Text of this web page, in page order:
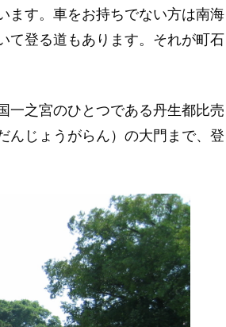
ます。車をお持ちでない方は南海
て登る道もあります。それが町石
一之宮のひとつである丹生都比売
んじょうがらん）の大門まで、登